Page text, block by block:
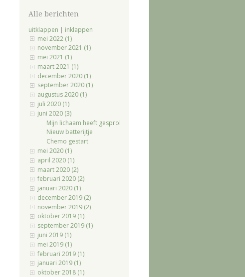
Alle berichten
uitklappen | inklappen
mei 2022 (1)
november 2021 (1)
mei 2021 (1)
maart 2021 (1)
december 2020 (1)
september 2020 (1)
augustus 2020 (1)
juli 2020 (1)
juni 2020 (3)
Mijn lichaam heeft gesproken
Nieuw batterijtje
Chemo gestart
mei 2020 (1)
april 2020 (1)
maart 2020 (2)
februari 2020 (2)
januari 2020 (1)
december 2019 (2)
november 2019 (2)
oktober 2019 (1)
september 2019 (1)
juni 2019 (1)
mei 2019 (1)
februari 2019 (1)
januari 2019 (1)
oktober 2018 (1)